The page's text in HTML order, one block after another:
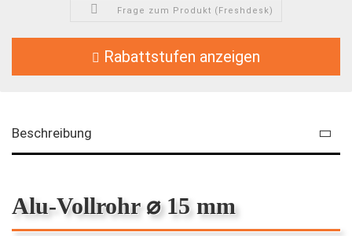
Frage zum Produkt (Freshdesk)
Rabattstufen anzeigen
Beschreibung
Alu-Vollrohr ⌀ 15 mm